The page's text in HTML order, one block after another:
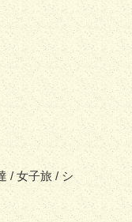
/ 女子旅 / シ